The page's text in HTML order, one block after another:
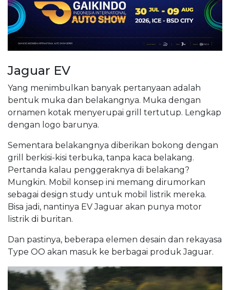
Jaguar EV
Yang menimbulkan banyak pertanyaan adalah
bentuk muka dan belakangnya. Muka dengan
ornamen kotak menyerupai grill tertutup. Lengkap
dengan logo barunya.
Sementara belakangnya diberikan bokong dengan
grill berkisi-kisi terbuka, tanpa kaca belakang.
Pertanda kalau penggeraknya di belakang?
Mungkin. Mobil konsep ini memang dirumorkan
sebagai design study untuk mobil listrik mereka.
Bisa jadi, nantinya EV Jaguar akan punya motor
listrik di buritan.
Dan pastinya, beberapa elemen desain dan rekayasa
Type OO akan masuk ke berbagai produk Jaguar.